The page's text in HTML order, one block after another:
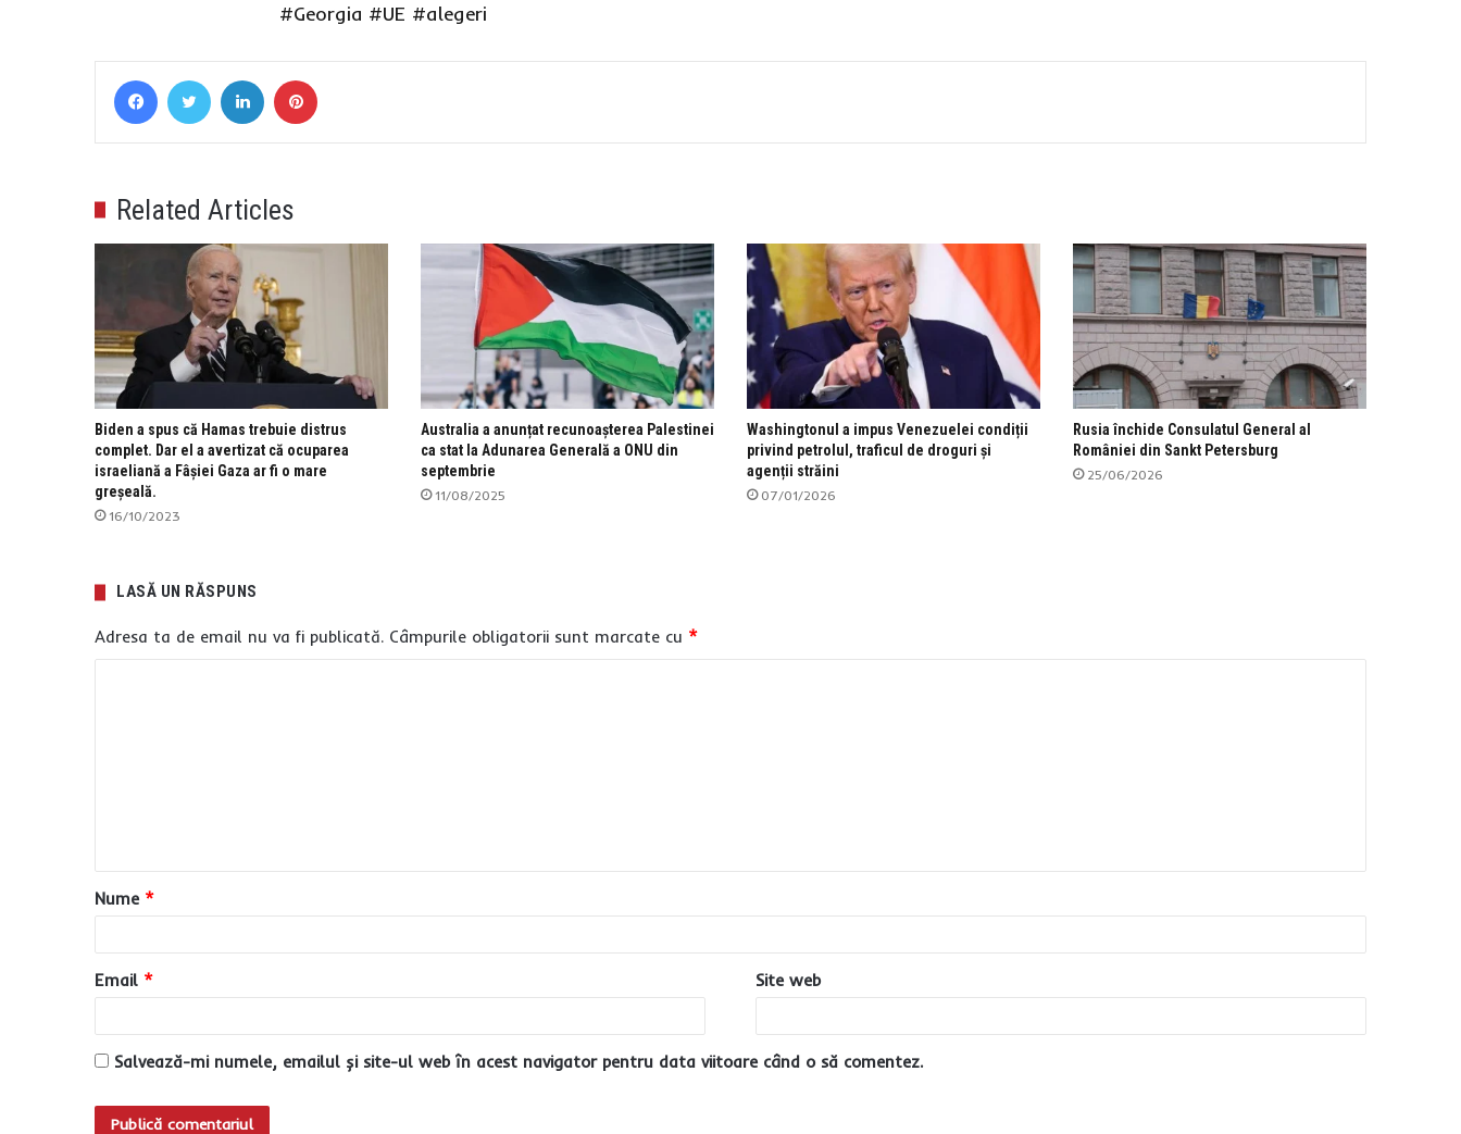
#Georgia #UE #alegeri
FacebookTwitter LinkedIn
Related Articles
Biden a spus că Hamas trebuie distrus
complet. Dar el a avertizat că ocuparea
israeliană a Fâșiei Gaza ar fi o mare
greșeală.
16/10/2023
Australia a anunțat recunoașterea Palestinei
ca stat la Adunarea Generală a ONU din
septembrie
11/08/2025
Washingtonul a impus Venezuelei condiții
privind petrolul, traficul de droguri și
agenții străini
07/01/2026
Rusia închide Consulatul General al
României din Sankt Petersburg
25/06/2026
LASĂ UN RĂSPUNS
Adresa ta de email nu va fi publicată. Câmpurile obligatorii sunt marcate cu *
a
r
u
*
Nume *
Email * Site web
Salvează-mi numele, emailul și site-ul web în acest navigator pentru data viitoare când o să comentez.